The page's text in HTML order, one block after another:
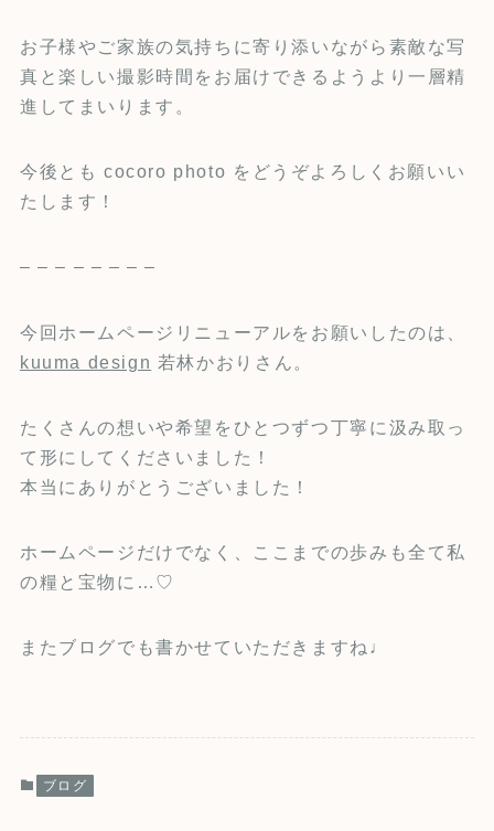
お子様やご家族の気持ちに寄り添いながら素敵な写
真と楽しい撮影時間をお届けできるようより一層精
進してまいります。
今後とも cocoro photo をどうぞよろしくお願いい
たします！
– – – – – – – –
今回ホームページリニューアルをお願いしたのは、
kuuma design 若林かおりさん。
たくさんの想いや希望をひとつずつ丁寧に汲み取っ
て形にしてくださいました！
本当にありがとうございました！
ホームページだけでなく、ここまでの歩みも全て私
の糧と宝物に…♡
またブログでも書かせていただきますね♩
ブログ